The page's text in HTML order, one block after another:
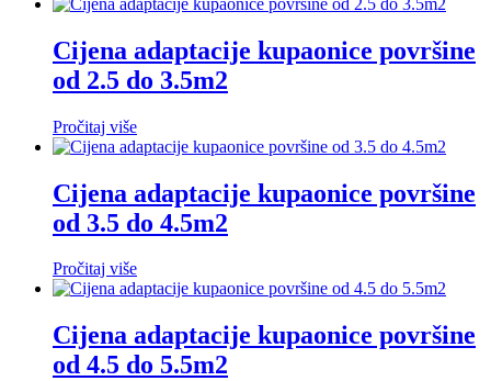
Cijena adaptacije kupaonice površine
od 2.5 do 3.5m2
Pročitaj više
Cijena adaptacije kupaonice površine
od 3.5 do 4.5m2
Pročitaj više
Cijena adaptacije kupaonice površine
od 4.5 do 5.5m2